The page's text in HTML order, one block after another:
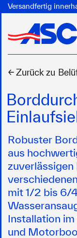
Versandfertig
← Zurück zu
Robuster
aus
zuverlässigen
mit 1/2 bis 6/
Installation
und